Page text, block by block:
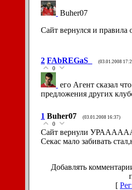
Buher07
Сайт вернулся и правила
2 FAbREGaS_ (03.01.2008
0
его Агент сказал
предложения других
1 Buher07 (03.01.2008 16:37)
0
Сайт вернули
Секас мало забивать
Добавлять
[